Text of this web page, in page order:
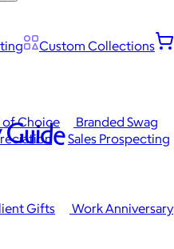
Custom Collections
Choice
Branded Swag
Gifts
Work Anniversary
Sales Prospecting